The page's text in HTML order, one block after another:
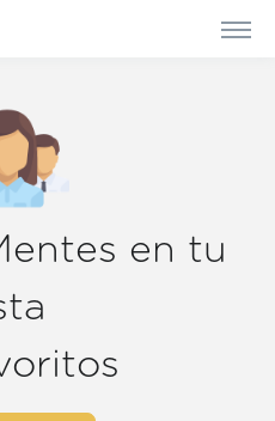
en tu